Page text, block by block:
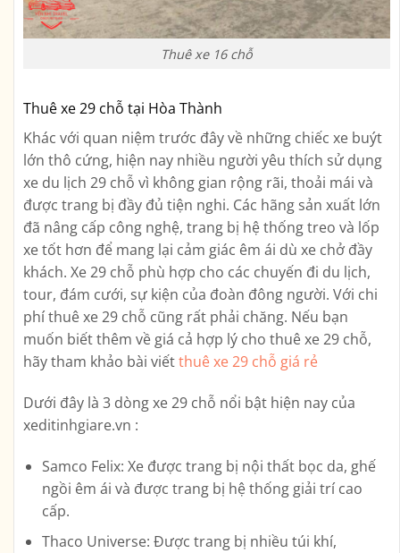
Thuê xe 16 chỗ
Thuê xe 29 chỗ tại Hòa Thành
Khác với quan niệm trước đây về những chiếc xe buýt
lớn thô cứng, hiện nay nhiều người yêu thích sử dụng
xe du lịch 29 chỗ vì không gian rộng rãi, thoải mái và
được trang bị đầy đủ tiện nghi. Các hãng sản xuất lớn
đã nâng cấp công nghệ, trang bị hệ thống treo và lốp
xe tốt hơn để mang lại cảm giác êm ái dù xe chở đầy
khách. Xe 29 chỗ phù hợp cho các chuyến đi du lịch,
tour, đám cưới, sự kiện của đoàn đông người. Với chi
phí thuê xe 29 chỗ cũng rất phải chăng. Nếu bạn
muốn biết thêm về giá cả hợp lý cho thuê xe 29 chỗ,
hãy tham khảo bài viếtthuê xe 29 chỗ giá rẻ
Dưới đây là 3 dòng xe 29 chỗ nổi bật hiện nay của
xeditinhgiare.vn :
Samco Felix: Xe được trang bị nội thất bọc da, ghế
ngồi êm ái và được trang bị hệ thống giải trí cao
cấp.
Thaco Universe: Được trang bị nhiều túi khí,